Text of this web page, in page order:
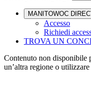
MANITOWOC
Accesso
Richiedi
TROVA UN
Contenuto non disponibile
un’altra regione o